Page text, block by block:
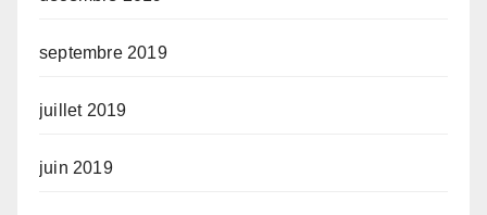
septembre 2019
juillet 2019
juin 2019